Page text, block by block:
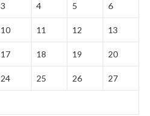
3 4 5 6
10 11 12 13
17 18 19 20
24 25 26 27